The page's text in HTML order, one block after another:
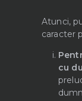
Atunci,
caracter
cu